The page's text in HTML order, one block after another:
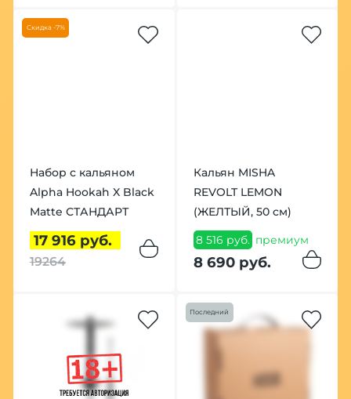
Скидка -7%
Набор с кальяном
Alpha Hookah X Black
Matte СТАНДАРТ
17 916 руб.
19264
Кальян MISHA
REVOLT LEMON
(ЖЕЛТЫЙ, 50 см)
8 516 руб. премиум
8 690 руб.
Последний